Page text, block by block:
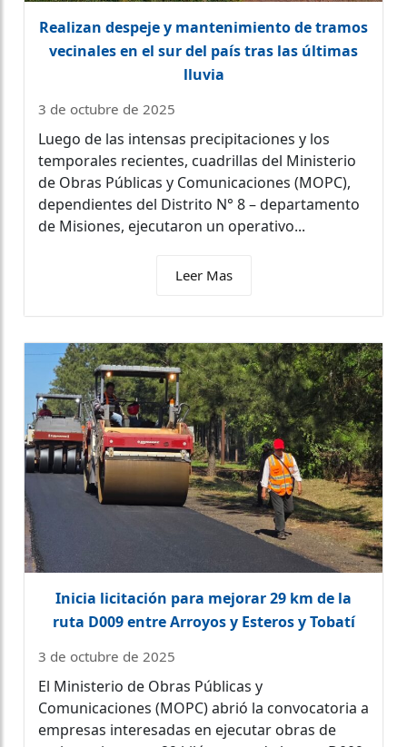
Realizan despeje y mantenimiento de tramos
vecinales en el sur del país tras las últimas
lluvia
3 de octubre de 2025
Luego de las intensas precipitaciones y los
temporales recientes, cuadrillas del Ministerio
de Obras Públicas y Comunicaciones (MOPC),
dependientes del Distrito N° 8 – departamento
de Misiones, ejecutaron un operativo...
Leer Mas
Inicia licitación para mejorar 29 km de la
ruta D009 entre Arroyos y Esteros y Tobatí
3 de octubre de 2025
El Ministerio de Obras Públicas y
Comunicaciones (MOPC) abrió la convocatoria a
empresas interesadas en ejecutar obras de